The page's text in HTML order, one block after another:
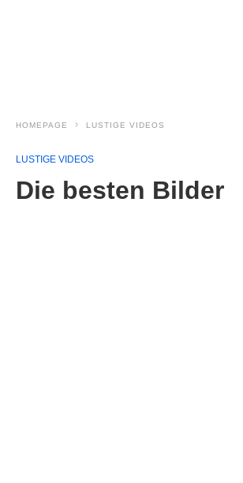
HOMEPAGE LUSTIGE VIDEOS
LUSTIGE VIDEOS
Die besten Bilder